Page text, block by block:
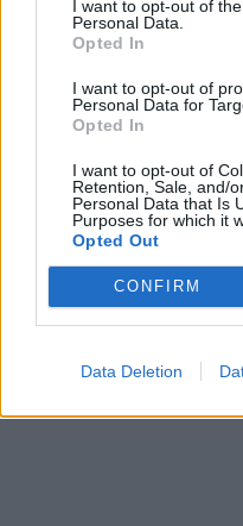
I want to opt-out of
Personal Data.
Opted In
I want to opt-out of
Personal Data for
Opted In
I want to opt-out of
Retention, Sale, and/
Personal Data that Is
Purposes for which it
Opted Out
CONFIRM
Data Deletion
GNR apreende
investigação
em Vila...
5 de Agosto, 2026
Siga-nos no Instagram